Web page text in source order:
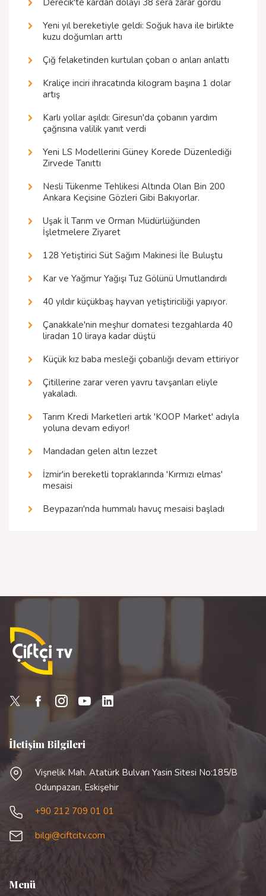
Derecik'te kardan dolayı 38 sera zarar gördü
Yeni yıl bereketiyle geldi: Soğuk hava ile birlikte
kuzu doğumları arttı
Çığ felaketinden kurtulan çoban o anları anlattı
Kraliçe inciri ihracatında kilogram başına 1 dolar
artış
Karlı yollar aşıldı: Giresun'da çobanın yardım
çağrısına valilik yanıt verdi
Yeni LS Modellerini Güney Korede Düzenlediği
Zirvede Tanıttı
Nesli Tükenme Tehlikesi Altında Olan Bin 200
Ankara Keçisine Gözleri Gibi Bakıyorlar.
Uşak İl Tarım ve Orman Müdürlüğünden
İşletmelere Ziyaret
128 Yetiştirici Süt Sağım Makinesi İle Buluştu
Kar ve Yağmur Yağışı Tuz Gölünü Umutlandırdı
40 yıldır küçükbaş hayvan yetiştiriciliği yapıyor.
Çanakkale'nin meşhur domatesi tezgahlarda 40
liradan 10 liraya kadar düştü
Küçük kız baba mesleği çobanlığı devam ettiriyor
Çitillerine zarar veren yavru tavşanları eliyle
yakaladı.
Tarım Kredi Marketleri artık 'KOOP Market' adıyla
yoluna devam ediyor!
Mandadan gelen altın lezzet
İzmir'in bereketli topraklarında 'Kırmızı elmas'
mesaisi
Beypazarı'nda hummalı havuç mesaisi başladı
İletişim Bilgileri
Vişnelik Mah. Atatürk Bulvarı Yasin Sitesi No:185/B
Odunpazarı, Eskişehir
+90 212 709 01 01
bilgi@ciftcitv.com
Menü